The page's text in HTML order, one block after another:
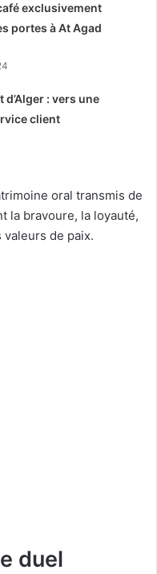
exclusivement
portes à At Agad
d’Alger : vers une
client
oral transmis de
la bravoure, la loyauté,
valeurs de paix.
duel